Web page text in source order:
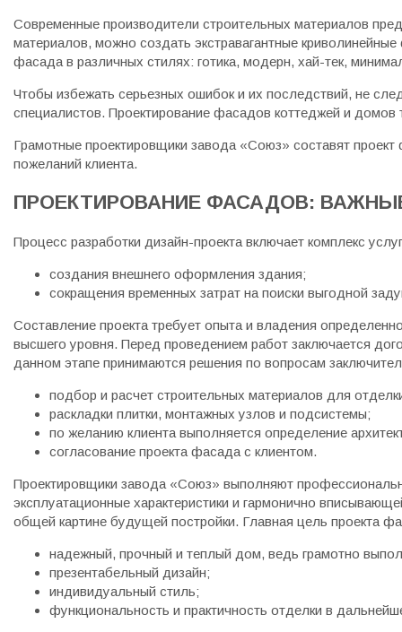
Современные производители строительных материалов
материалов, можно создать экстравагантные
фасада в различных стилях: готика, модерн, хай-тек,
Чтобы избежать серьезных ошибок и их последствий, не
специалистов. Проектирование фасадов коттеджей и
Грамотные проектировщики завода «Союз» составят
пожеланий клиента.
ПРОЕКТИРОВАНИЕ ФАСАДОВ:
Процесс разработки дизайн-проекта включает комплекс
создания внешнего оформления здания;
сокращения временных затрат на поиски выгодной
Составление проекта требует опыта и владения
высшего уровня. Перед проведением работ заключается
данном этапе принимаются решения по вопросам
подбор и расчет строительных материалов для
раскладки плитки, монтажных узлов и подсистемы;
по желанию клиента выполняется определение
согласование проекта фасада с клиентом.
Проектировщики завода «Союз» выполняют
эксплуатационные характеристики и гармонично
общей картине будущей постройки. Главная цель проекта
надежный, прочный и теплый дом, ведь грамотно
презентабельный дизайн;
индивидуальный стиль;
функциональность и практичность отделки в